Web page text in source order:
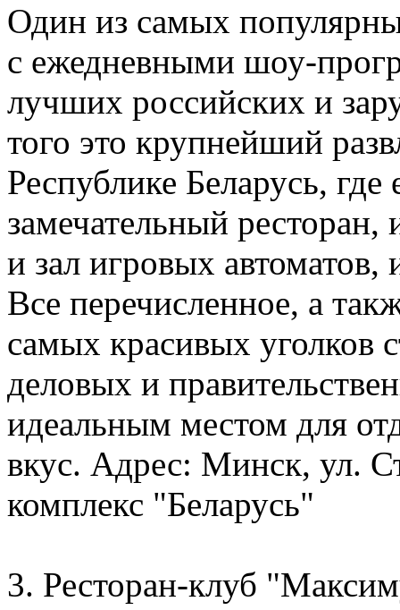
Один из самых
с ежедневными шоу-
лучших российских и
того это крупнейший
Республике Беларусь,
замечательный
и зал игровых автоматов,
Все перечисленное, а
самых красивых уголков
деловых и
идеальным местом для
вкус. Адрес: Минск, ул.
комплекс "Беларусь"
3. Ресторан-клуб